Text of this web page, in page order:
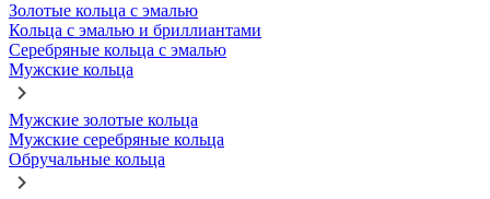
Золотые кольца с эмалью
Кольца с эмалью и бриллиантами
Серебряные кольца с эмалью
Мужские кольца
Мужские золотые кольца
Мужские серебряные кольца
Обручальные кольца